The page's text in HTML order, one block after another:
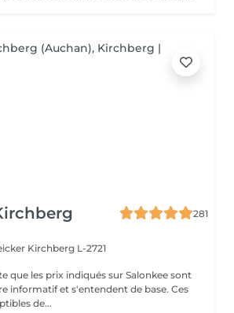
281
Kirchberg L-2721
que les prix indiqués sur Salonkee sont
informatif et s'entendent de base. Ces
de...